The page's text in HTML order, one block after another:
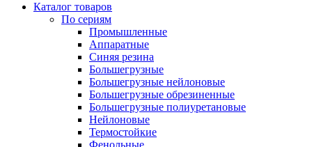
Каталог товаров
По сериям
Промышленные
Аппаратные
Синяя резина
Большегрузные
Большегрузные нейлоновые
Большегрузные обрезиненные
Большегрузные полиуретановые
Нейлоновые
Термостойкие
Фенольные